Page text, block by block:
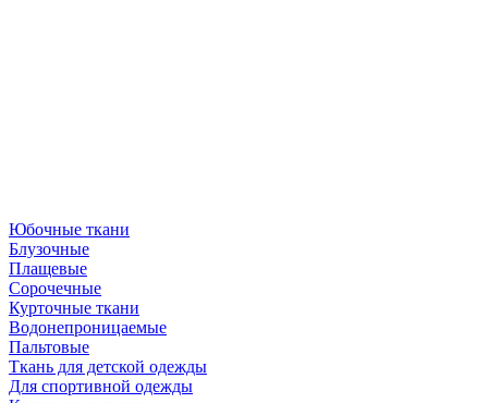
Юбочные ткани
Блузочные
Плащевые
Сорочечные
Курточные ткани
Водонепроницаемые
Пальтовые
Ткань для детской одежды
Для спортивной одежды